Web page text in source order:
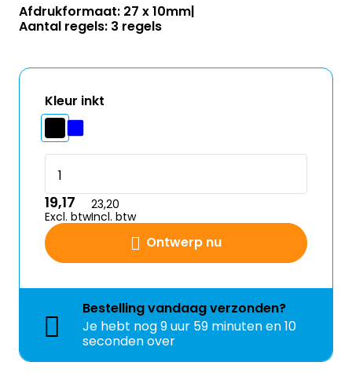
Afdrukformaat: 27 x 10mm
Aantal regels: 3 regels
Kleur inkt
Ontwerp nu
19,17
Excl. btw
23,20
Incl. btw
Bestellingvandaagverzonden?
Je hebt nog9 uur 59 minuten en 9
seconden over